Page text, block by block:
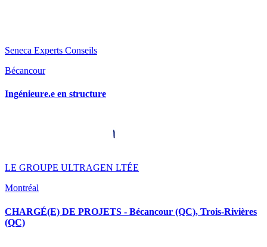
Seneca Experts Conseils
Bécancour
Ingénieure.e en structure
LE GROUPE ULTRAGEN LTÉE
Montréal
CHARGÉ(E) DE PROJETS - Bécancour (QC), Trois-Rivières
(QC)